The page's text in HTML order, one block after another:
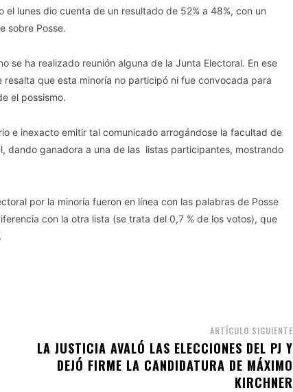
lunes dio cuenta de un resultado de 52% a 48%, con un
sobre Posse.
se ha realizado reunión alguna de la Junta Electoral. En ese
que esta minoría no participó ni fue convocada para
el possismo.
e inexacto emitir tal comunicado arrogándose la facultad de
dando ganadora a una de las listas participantes, mostrando
por la minoría fueron en línea con las palabras de Posse
con la otra lista (se trata del 0,7 % de los votos), que
ARTÍCULO SIGUIENTE
LA JUSTICIA AVALÓ LAS ELECCIONES DEL PJ Y
DEJÓ FIRME LA CANDIDATURA DE MÁXIMO
KIRCHNER